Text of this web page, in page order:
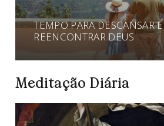
TEMPO PARA DESCANSAR E
REENCONTRAR DEUS
Meditação Diária